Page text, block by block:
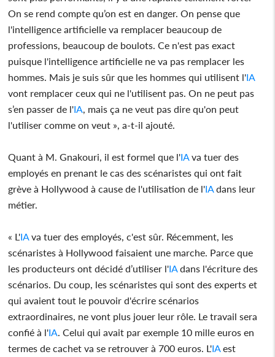
On se rend compte qu’on est en danger. On pense que
l'intelligence artificielle va remplacer beaucoup de
professions, beaucoup de boulots. Ce n'est pas exact
puisque l'intelligence artificielle ne va pas remplacer les
hommes. Mais je suis sûr que les hommes qui utilisent l'IA
vont remplacer ceux qui ne l'utilisent pas. On ne peut pas
s’en passer de l'IA, mais ça ne veut pas dire qu'on peut
l'utiliser comme on veut », a-t-il ajouté.
Quant à M. Gnakouri, il est formel que l'IAva tuer des
employés en prenant le cas des scénaristes qui ont fait
grève à Hollywood à cause de l'utilisation de l'IAdans leur
métier.
« L'IAva tuer des employés, c'est sûr. Récemment, les
scénaristes à Hollywood faisaient une marche. Parce que
les producteurs ont décidé d’utiliser l'IAdans l'écriture des
scénarios. Du coup, les scénaristes qui sont des experts et
qui avaient tout le pouvoir d'écrire scénarios
extraordinaires, ne vont plus jouer leur rôle. Le travail sera
confié à l'IA. Celui qui avait par exemple 10 mille euros en
termes de cachet va se retrouver à 700 euros. L'IAest